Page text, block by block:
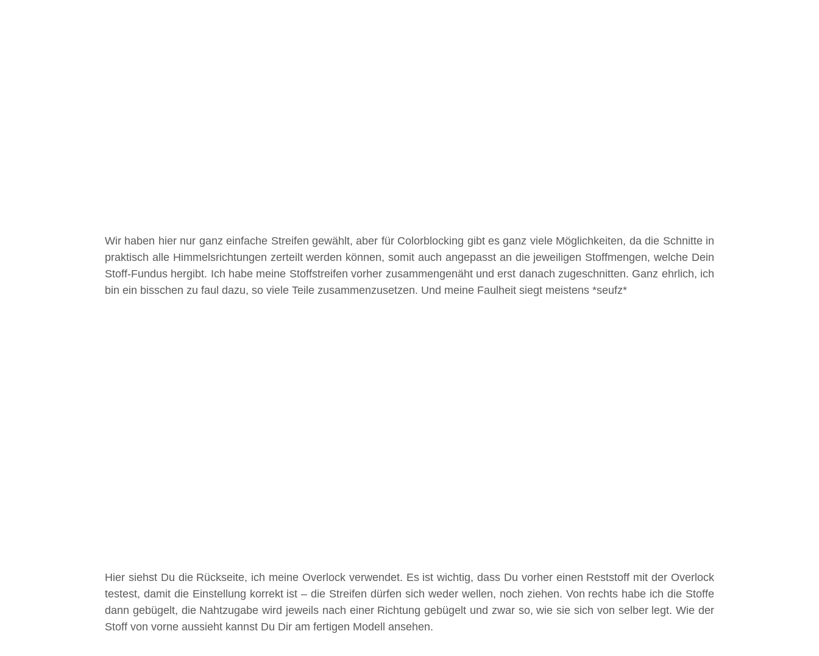
Wir haben hier nur ganz einfache Streifen gewählt, aber für Colorblocking gibt es ganz viele Möglichkeiten, da die Schnitte in
praktisch alle Himmelsrichtungen zerteilt werden können, somit auch angepasst an die jeweiligen Stoffmengen, welche Dein
Stoff-Fundus hergibt. Ich habe meine Stoffstreifen vorher zusammengenäht und erst danach zugeschnitten. Ganz ehrlich, ich
bin ein bisschen zu faul dazu, so viele Teile zusammenzusetzen. Und meine Faulheit siegt meistens *seufz*
Hier siehst Du die Rückseite, ich meine Overlock verwendet. Es ist wichtig, dass Du vorher einen Reststoff mit der Overlock
testest, damit die Einstellung korrekt ist – die Streifen dürfen sich weder wellen, noch ziehen. Von rechts habe ich die Stoffe
dann gebügelt, die Nahtzugabe wird jeweils nach einer Richtung gebügelt und zwar so, wie sie sich von selber legt. Wie der
Stoff von vorne aussieht kannst Du Dir am fertigen Modell ansehen.